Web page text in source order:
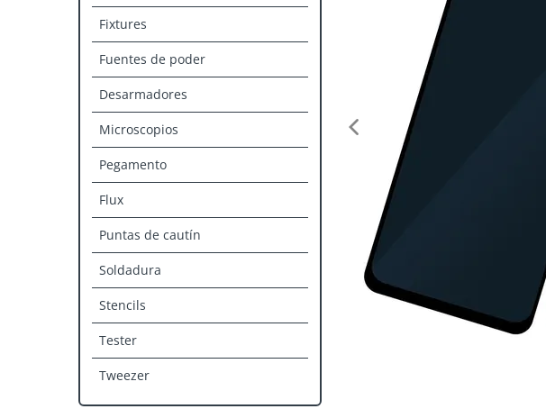
Fixtures
Fuentes de poder
Desarmadores
Microscopios
Pegamento
Flux
Puntas de cautín
Soldadura
Stencils
Tester
Tweezer